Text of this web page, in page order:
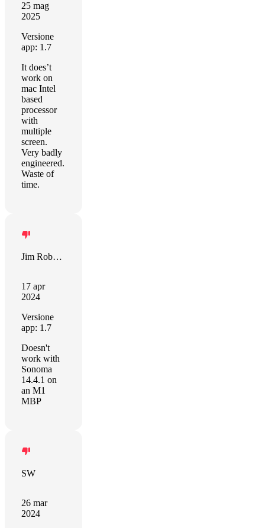
25 mag
2025
Versione
app: 1.7
It does’t
work on
mac Intel
based
processor
with
multiple
screen.
Very badly
engineered.
Waste of
time.
Jim Robbins
17 apr
2024
Versione
app: 1.7
Doesn't
work with
Sonoma
14.4.1 on
an M1
MBP
SW
26 mar
2024